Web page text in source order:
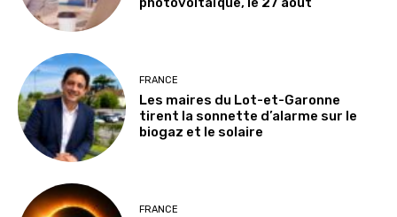
FRANCE
Les maires du Lot-et-Garonne
tirent la sonnette d’alarme sur le
biogaz et le solaire
FRANCE